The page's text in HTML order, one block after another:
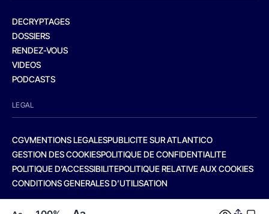
DECRYPTAGES
DOSSIERS
RENDEZ-VOUS
VIDEOS
PODCASTS
LEGAL
CGVMENTIONS LEGALESPUBLICITE SUR ATLANTICO
GESTION DES COOKIESPOLITIQUE DE CONFIDENTIALITE
POLITIQUE D’ACCESSIBILITEPOLITIQUE RELATIVE AUX COOKIES
CONDITIONS GENERALES D’UTILISATION